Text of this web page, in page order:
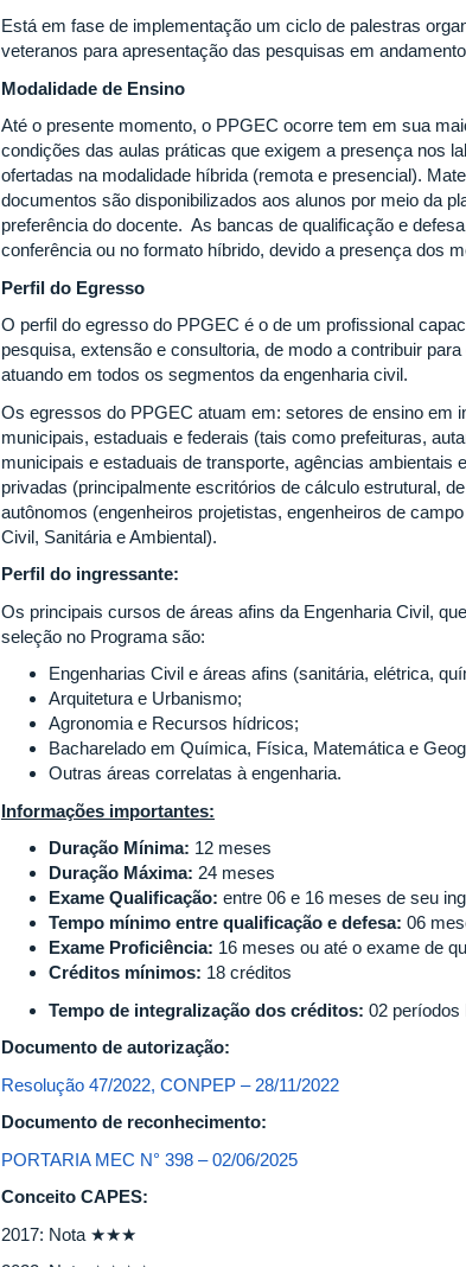
Está em fase de implementação um ciclo de palestras
veteranos para apresentação das pesquisas em
Modalidade de Ensino
Até o presente momento, o PPGEC ocorre tem em sua
condições das aulas práticas que exigem a presença nos
ofertadas na modalidade híbrida (remota e presencial).
documentos são disponibilizados aos alunos por meio da
preferência do docente. As bancas de qualificação e
conferência ou no formato híbrido, devido a presença dos
Perfil do Egresso
O perfil do egresso do PPGEC é o de um profissional
pesquisa, extensão e consultoria, de modo a contribuir
atuando em todos os segmentos da engenharia civil.
Os egressos do PPGEC atuam em: setores de ensino em
municipais, estaduais e federais (tais como prefeituras,
municipais e estaduais de transporte, agências
privadas (principalmente escritórios de cálculo estrutural,
autônomos (engenheiros projetistas, engenheiros de
Civil, Sanitária e Ambiental).
Perfil do ingressante:
Os principais cursos de áreas afins da Engenharia Civil,
seleção no Programa são:
Engenharias Civil e áreas afins (sanitária, elétrica,
Arquitetura e Urbanismo;
Agronomia e Recursos hídricos;
Bacharelado em Química, Física, Matemática e
Outras áreas correlatas à engenharia.
Informações importantes:
Duração Mínima: 12 meses
Duração Máxima: 24 meses
Exame Qualificação: entre 06 e 16 meses de seu
Tempo mínimo entre qualificação e defesa: 06
Exame Proficiência: 16 meses ou até o exame de
Créditos mínimos: 18 créditos
Tempo de integralização dos créditos: 02 períodos
Documento de autorização:
Resolução 47/2022, CONPEP – 28/11/2022
Documento de reconhecimento:
PORTARIA MEC N° 398 – 02/06/2025
Conceito CAPES:
2017: Nota ★★★